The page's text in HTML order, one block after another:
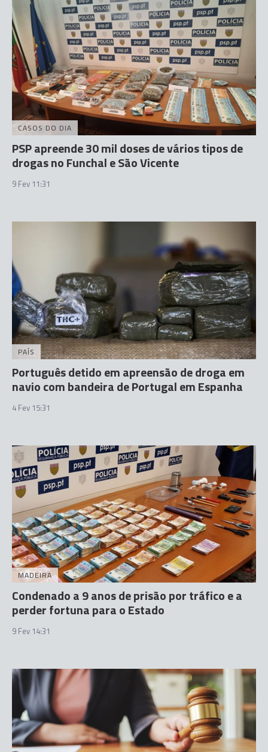
CASOS DO DIA
PSP apreende 30 mil doses de vários tipos de
drogas no Funchal e São Vicente
9 Fev 11:31
PAÍS
Português detido em apreensão de droga em
navio com bandeira de Portugal em Espanha
4 Fev 15:31
MADEIRA
Condenado a 9 anos de prisão por tráfico e a
perder fortuna para o Estado
9 Fev 14:31